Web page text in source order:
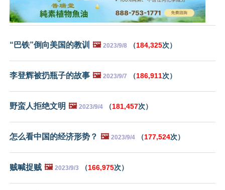
“巴铁”倒向美国的教训 🖼️ 2023/9/8 （184,325次）
李登辉被扔瓶子的故事 🖼️ 2023/9/7 （186,911次）
野蛮人拒绝文明 🖼️ 2023/9/4 （181,457次）
怎么看中国的经济形势？ 🖼️ 2023/9/4 （177,524次）
贼喊捉贼 🖼️ 2023/9/3 （166,975次）